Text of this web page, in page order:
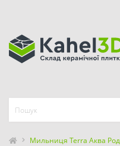
Мильниця Terra Аква